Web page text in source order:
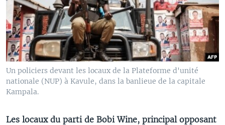
Un policiers devant les locaux de la Plateforme d'unité
nationale (NUP) à Kavule, dans la banlieue de la capitale
Kampala.
Les locaux du parti de Bobi Wine, principal opposant